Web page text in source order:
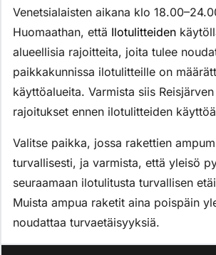
Venetsialaisten aikana klo
Huomaathan, että Ilotulitteiden
alueellisia rajoitteita, joita tulee
paikkakunnissa ilotulitteille on
käyttöalueita. Varmista siis
rajoitukset ennen ilotulitteiden
Valitse paikka, jossa rakettien
turvallisesti, ja varmista, että yleisö
seuraamaan ilotulitusta turvallisen
Muista ampua raketit aina poispäin
noudattaa turvaetäisyyksiä.